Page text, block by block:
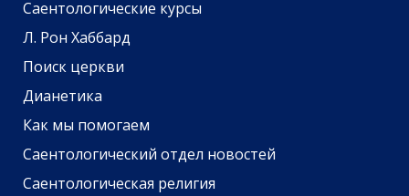
Саентологические курсы
Л. Рон Хаббард
Поиск церкви
Дианетика
Как мы помогаем
Саентологический отдел новостей
Саентологическая религия